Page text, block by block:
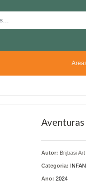
Autor: Brijbasi
Categoria:
Ano: 2024